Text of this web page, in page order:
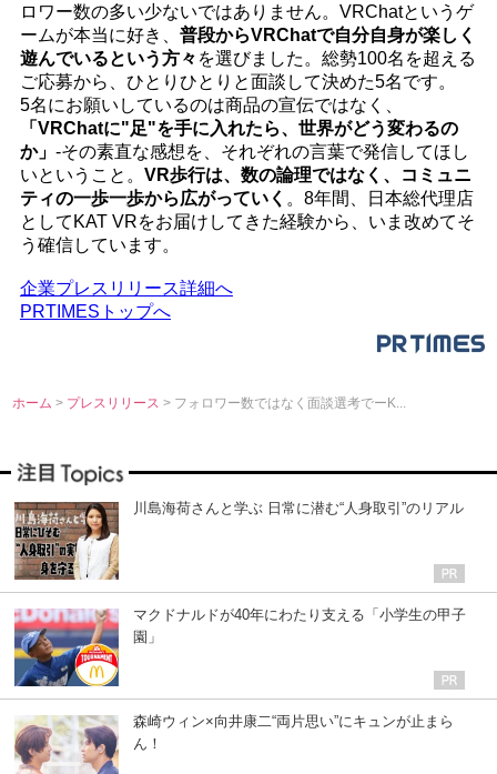
ロワー数の多い少ないではありません。VRChatというゲ
ームが本当に好き、 普段からVRChatで自分自身が楽しく
遊んでいるという方々 を選びました。総勢100名を超える
ご応募から、ひとりひとりと面談して決めた5名です。
5名にお願いしているのは商品の宣伝ではなく、
「VRChatに"足"を手に入れたら、世界がどう変わるの
か」 -その素直な感想を、それぞれの言葉で発信してほし
いということ。 VR歩行は、数の論理ではなく、コミュニ
ティの一歩一歩から広がっていく 。8年間、日本総代理店
としてKAT VRをお届けしてきた経験から、いま改めてそ
う確信しています。
企業プレスリリース詳細へ
PRTIMESトップへ
ホーム > プレスリリース> フォロワー数ではなく面談選考でーK...
川島海荷さんと学ぶ 日常に潜む“人身取引”のリアル
マクドナルドが40年にわたり支える「小学生の甲子
園」
森崎ウィン×向井康二“両片思い”にキュンが止まら
ん！